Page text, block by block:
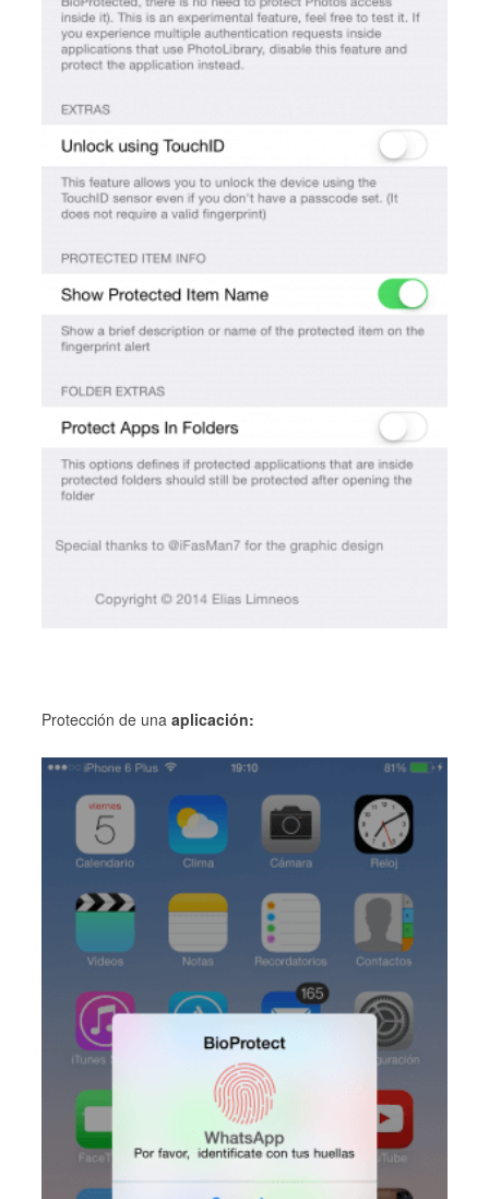
Protección de una aplicación: